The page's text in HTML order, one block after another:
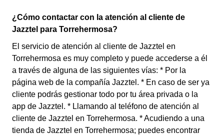
¿Cómo contactar con la atención al cliente de
Jazztel para Torrehermosa?
El servicio de atención al cliente de Jazztel en
Torrehermosa es muy completo y puede accederse a él
a través de alguna de las siguientes vías: * Por la
página web de la compañía Jazztel. * En caso de ser ya
cliente podrás gestionar todo por tu área privada o la
app de Jazztel. * Llamando al teléfono de atención al
cliente de Jazztel en Torrehermosa. * Acudiendo a una
tienda de Jazztel en Torrehermosa; puedes encontrar